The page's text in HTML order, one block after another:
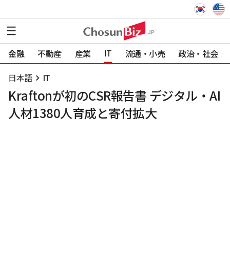
金融 不動産 産業 IT 流通・小売 政治・社会
日本語 IT
Kraftonが初のCSR報告書 デジタル・AI
人材1380人育成と寄付拡大